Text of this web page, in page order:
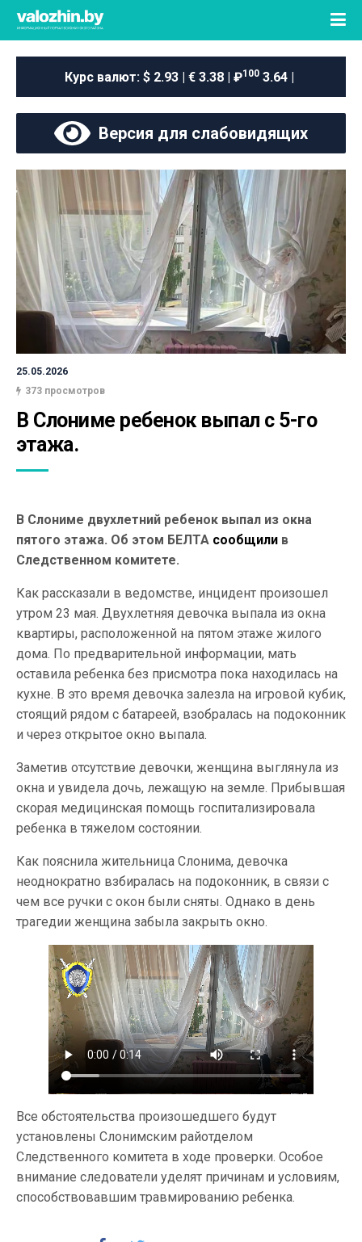
Курс валют: $ 2.93 | € 3.38 | ₽100 3.64 |
Версия для слабовидящих
25.05.2026
373 просмотров
В Слониме ребенок выпал с 5-го
этажа.
В Слониме двухлетний ребенок выпал из окна
пятого этажа. Об этом БЕЛТА сообщили в
Следственном комитете.
Как рассказали в ведомстве, инцидент произошел
утром 23 мая. Двухлетняя девочка выпала из окна
квартиры, расположенной на пятом этаже жилого
дома. По предварительной информации, мать
оставила ребенка без присмотра пока находилась на
кухне. В это время девочка залезла на игровой кубик,
стоящий рядом с батареей, взобралась на подоконник
и через открытое окно выпала.
Заметив отсутствие девочки, женщина выглянула из
окна и увидела дочь, лежащую на земле. Прибывшая
скорая медицинская помощь госпитализировала
ребенка в тяжелом состоянии.
Как пояснила жительница Слонима, девочка
неоднократно взбиралась на подоконник, в связи с
чем все ручки с окон были сняты. Однако в день
трагедии женщина забыла закрыть окно.
Все обстоятельства произошедшего будут
установлены Слонимским райотделом
Следственного комитета в ходе проверки. Особое
внимание следователи уделят причинам и условиям,
способствовавшим травмированию ребенка.